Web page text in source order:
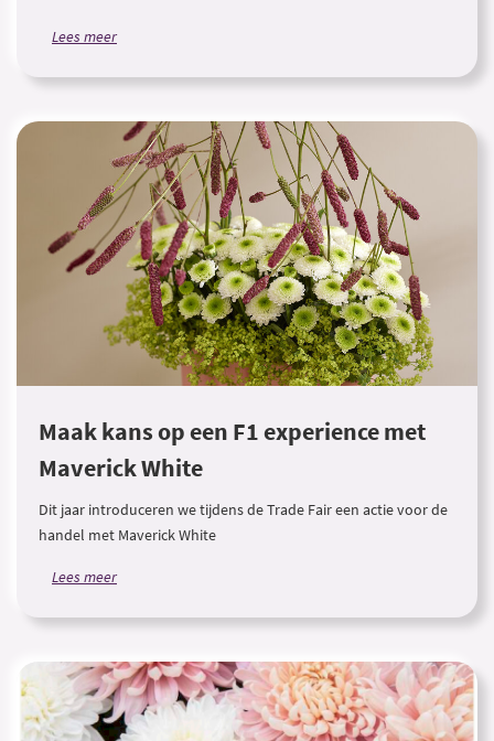
Lees meer
Maak kans op een F1 experience met
Maverick White
Dit jaar introduceren we tijdens de Trade Fair een actie voor de
handel met Maverick White
Lees meer